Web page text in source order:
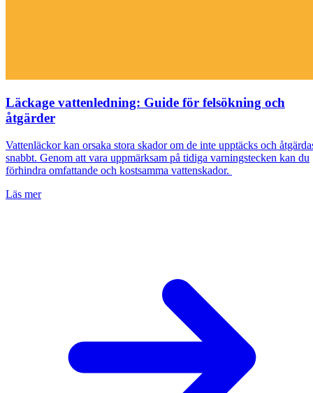
Läckage vattenledning: Guide för felsökning och
åtgärder
Vattenläckor kan orsaka stora skador om de inte upptäcks och
snabbt. Genom att vara uppmärksam på tidiga varningstecken kan du
förhindra omfattande och kostsamma vattenskador.
Läs mer